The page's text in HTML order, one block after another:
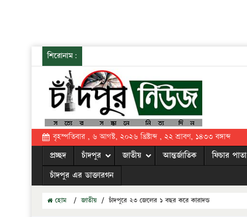
শিরোনাম:
বৃহস্পতিবার , ৬ আগস্ট, ২০২৬ খ্রিষ্টাব্দ , ২২ শ্রাবণ, ১৪৩৩ বঙ্গাব্দ
প্রচ্ছদ চাঁদপুর জাতীয় আন্তর্জাতিক ফিচার পাতা
চাঁদপুর এর ডাক্তারগন
হোম / জাতীয় / চাঁদপুরে ২৩ জেলের ১ বছর করে কারাদন্ড